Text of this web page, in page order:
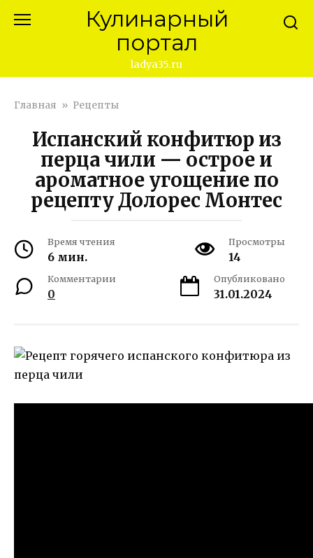
Кулинарный
портал
ladya35.ru
Главная » Рецепты
Испанский конфитюр из
перца чили — острое и
ароматное угощение по
рецепту Долорес Монтес
Время чтения
6 мин.
Просмотры
14
Комментарии
0
Опубликовано
31.01.2024